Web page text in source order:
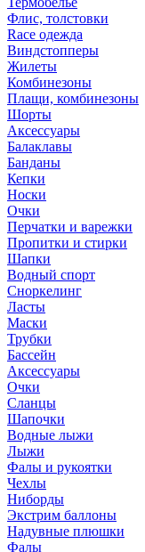
Флис, толстовки
Race одежда
Виндстопперы
Жилеты
Комбинезоны
Плащи, комбинезоны
Шорты
Аксессуары
Балаклавы
Банданы
Кепки
Носки
Очки
Перчатки и варежки
Пропитки и стирки
Шапки
Водный спорт
Сноркелинг
Ласты
Маски
Трубки
Бассейн
Аксессуары
Очки
Сланцы
Шапочки
Водные лыжи
Лыжи
Фалы и рукоятки
Чехлы
Ниборды
Экстрим баллоны
Надувные плюшки
Фалы